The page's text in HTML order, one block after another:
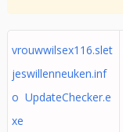
vrouwwilsex116.slet
jeswillenneuken.inf
o UpdateChecker.e
xe